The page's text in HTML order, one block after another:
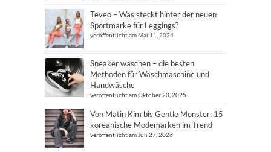
Teveo – Was steckt hinter der neuen
Sportmarke für Leggings?
veröffentlicht am Mai 11, 2024
Sneaker waschen – die besten
Methoden für Waschmaschine und
Handwäsche
veröffentlicht am Oktober 20, 2025
Von Matin Kim bis Gentle Monster: 15
koreanische Modemarken im Trend
veröffentlicht am Juli 27, 2026